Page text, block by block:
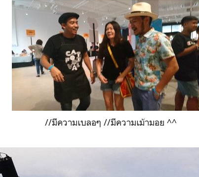
//มีความเบลอๆ //มีความเม้ามอย ^^